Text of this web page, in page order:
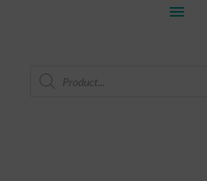
menu
Producten
zoeken